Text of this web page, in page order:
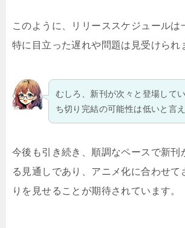
このように、リリーススケジュールは
特に目立った遅れや問題は見受けられ
むしろ、新刊が次々と登場して
ち切り完結の可能性は低いと言
今後も引き続き、順調なペースで新刊
る見通しであり、アニメ化に合わせて
りを見せることが期待されています。